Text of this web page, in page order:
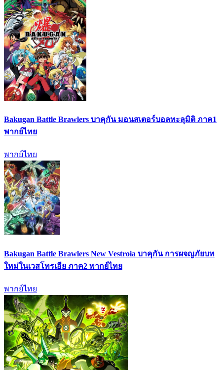
Bakugan Battle Brawlers บาคุกัน มอนสเตอร์บอลทะลุมิติ ภาค1
พากย์ไทย
พากย์ไทย
Bakugan Battle Brawlers New Vestroia บาคุกัน การผจญภัยบท
ใหม่ในเวสโทรเอีย ภาค2 พากย์ไทย
พากย์ไทย